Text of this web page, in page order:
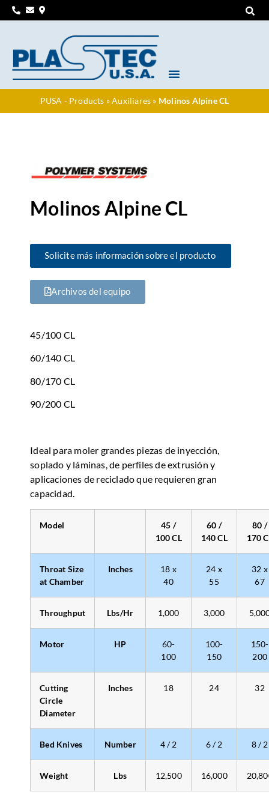
PUSA - Products »Auxiliares » Molinos Alpine CL
Molinos Alpine CL
Solicite más información sobre el producto
Archivos del equipo
45/100 CL
60/140 CL
80/170 CL
90/200 CL
Ideal para moler grandes piezas de inyección,
soplado y láminas, de perfiles de extrusión y
aplicaciones de reciclado que requieren gran
capacidad.
Model
45 /
100 CL
60 /
140 CL
80 /
170
Throat Size
at Chamber
Inches
18 x
40
24 x
55
32 x
67
Throughput Lbs/Hr 1,000 3,000
Motor HP
60-
100
100-
150
150-
200
Cutting
Circle
Diameter
Inches 18 24 32
Bed Knives Number 4 / 2 6 / 2 8 / 2
Weight Lbs 12,500 16,000